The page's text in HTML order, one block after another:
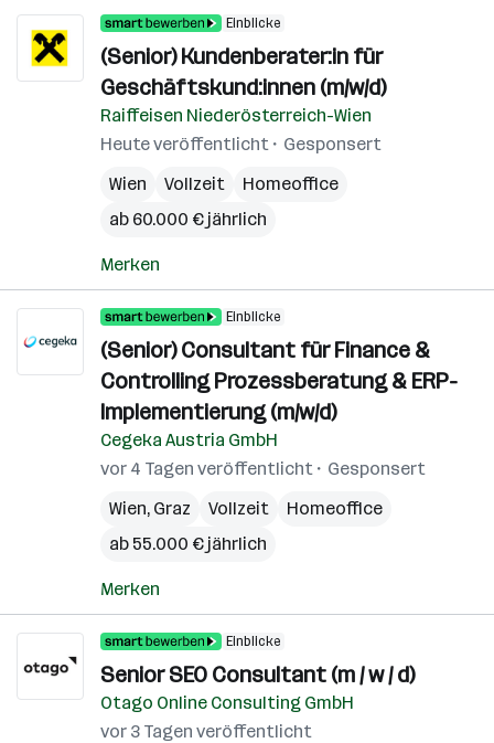
Einblicke
(Senior) Kundenberater:in für
Geschäftskund:innen (m/w/d)
Raiffeisen Niederösterreich-Wien
Heute veröffentlicht
Gesponsert
Wien
Vollzeit
Homeoffice
ab 60.000 € jährlich
Merken
Einblicke
(Senior) Consultant für Finance &
Controlling Prozessberatung & ERP-
Implementierung (m/w/d)
Cegeka Austria GmbH
vor 4 Tagen veröffentlicht
Gesponsert
Wien, Graz Vollzeit
Homeoffice
ab 55.000 € jährlich
Merken
Einblicke
Senior SEO Consultant (m / w / d)
Otago Online Consulting GmbH
vor 3 Tagen veröffentlicht